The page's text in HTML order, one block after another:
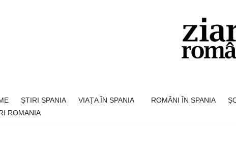
ȘTIRI SPANIA VIAȚA ÎN SPANIA ROMÂNI ÎN SPANIA
ROMANIA